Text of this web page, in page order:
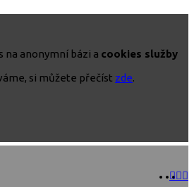
na anonymní bázi a cookies služby
si můžete přečíst zde.